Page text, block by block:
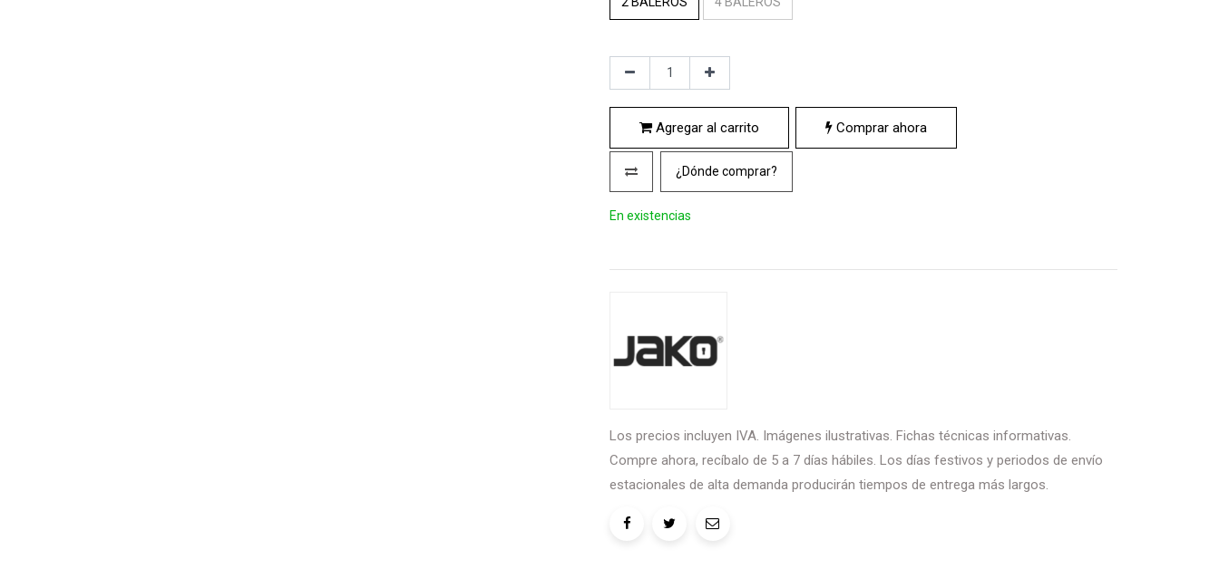
Agregar al carrito Comprar ahora
¿Dónde comprar?
En existencias
Los precios incluyen IVA. Imágenes ilustrativas. Fichas técnicas informativas.
Compre ahora, recíbalo de 5 a 7 días hábiles. Los días festivos y periodos de envío
estacionales de alta demanda producirán tiempos de entrega más largos.